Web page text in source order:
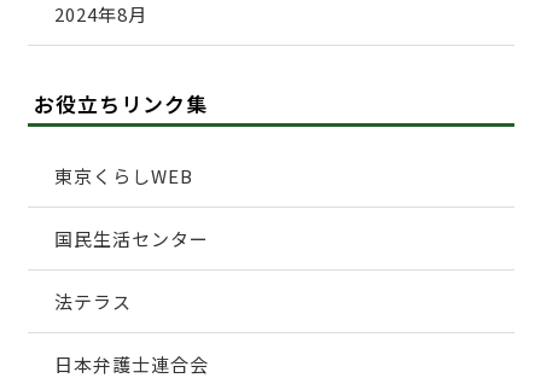
2024年8月
お役立ちリンク集
東京くらしWEB
国民生活センター
法テラス
日本弁護士連合会